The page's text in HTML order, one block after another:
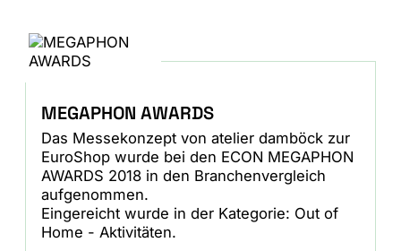
MEGAPHON AWARDS
Das Messekonzept von atelier damböck zur
EuroShop wurde bei den ECON MEGAPHON
AWARDS 2018 in den Branchenvergleich
aufgenommen.
Eingereicht wurde in der Kategorie: Out of
Home - Aktivitäten.